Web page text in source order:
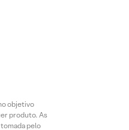
objetivo
produto. As
pelo